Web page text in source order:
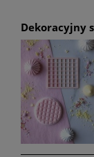
Dekoracyjny